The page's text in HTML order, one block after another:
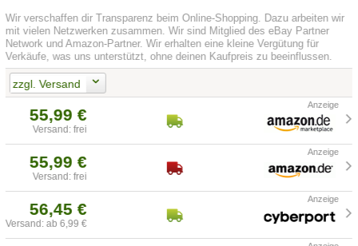
Wir verschaffen dir Transparenz beim Online-Shopping. Dazu arbeiten wir
mit vielen Netzwerken zusammen. Wir sind Mitglied des eBay Partner
Network und Amazon-Partner. Wir erhalten eine kleine Vergütung für
Verkäufe, was uns unterstützt, ohne deinen Kaufpreis zu beeinflussen.
zzgl. Versand
55,99 €
Versand: frei
55,99 €
Versand: frei
56,45 €
Versand: ab 6,99 €